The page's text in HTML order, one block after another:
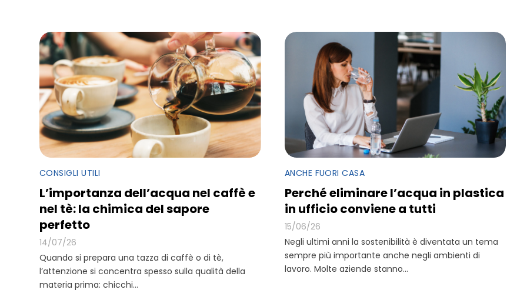
CONSIGLI UTILI
L’importanza dell’acqua nel caffè e
nel tè: la chimica del sapore
perfetto
14/07/26
Quando si prepara una tazza di caffè o di tè,
l’attenzione si concentra spesso sulla qualità della
materia prima: chicchi...
ANCHE FUORI CASA
Perché eliminare l’acqua in plastica
in ufficio conviene a tutti
15/06/26
Negli ultimi anni la sostenibilità è diventata un tema
sempre più importante anche negli ambienti di
lavoro. Molte aziende stanno...